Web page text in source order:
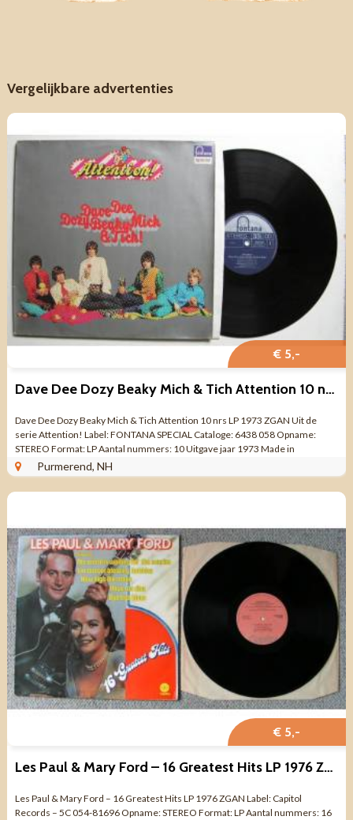
Vergelijkbare advertenties
€ 5,-
Dave Dee Dozy Beaky Mich & Tich Attention 10 nr LP 1973
Dave Dee Dozy Beaky Mich & Tich Attention 10 nrs LP 1973 ZGAN Uit de
serie Attention! Label: FONTANA SPECIAL Cataloge: 6438 058 Opname:
STEREO Format: LP Aantal nummers: 10 Uitgave jaar 1973 Made in
GERMANY Genre: Pop ...
Purmerend, NH
€ 5,-
Les Paul & Mary Ford – 16 Greatest Hits LP 1976 ZGAN
Les Paul & Mary Ford – 16 Greatest Hits LP 1976 ZGAN Label: Capitol
Records – 5C 054-81696 Opname: STEREO Format: LP Aantal nummers: 16